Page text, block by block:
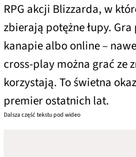
RPG akcji Blizzarda, w
zbierają potężne łupy.
kanapie albo online –
cross-play można grać ze
korzystają. To świetna
premier ostatnich lat.
Dalsza część tekstu pod wideo